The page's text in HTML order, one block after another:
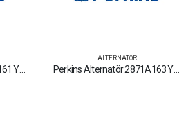
Perkins Alternatör 2871A161 Yedek Parça Fiyat Tamir Bakım Satan Firmalar
ALTERNATÖR
Perkins Alternatör 2871A163 Yedek Parça Fiyat Tamir Bakım Satan Firmalar